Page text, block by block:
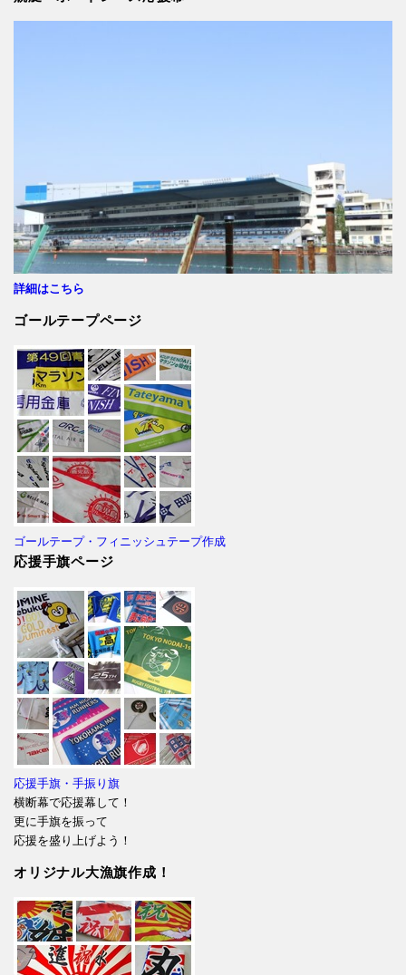
詳細はこちら
ゴールテープページ
ゴールテープ・フィニッシュテープ作成
応援手旗ページ
応援手旗・手振り旗
横断幕で応援幕して！
更に手旗を振って
応援を盛り上げよう！
オリジナル大漁旗作成！